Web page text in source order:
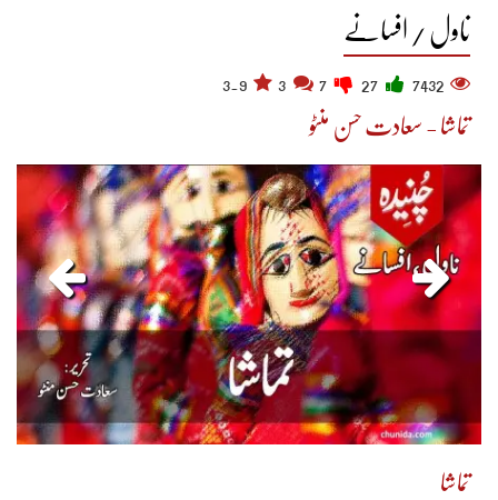
ناول / افسانے
7432
3.9
تماشا - سعادت حسن منٹو
تماشا